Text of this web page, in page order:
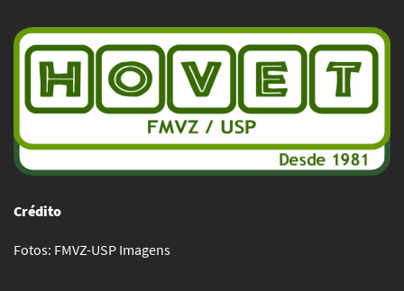
Crédito
Fotos: FMVZ-USP Imagens